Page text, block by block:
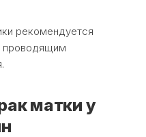
рекомендуется
проводящим
матки у